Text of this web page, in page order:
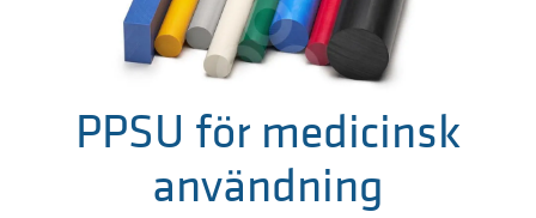
PPSU för medicinsk
användning